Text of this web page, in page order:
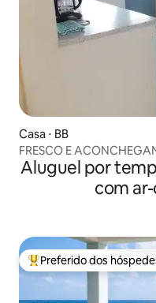
Casa ⋅ BB
FRESCO E
agradável.
Aluguel por
com
Entre os melhores
Preferido dos